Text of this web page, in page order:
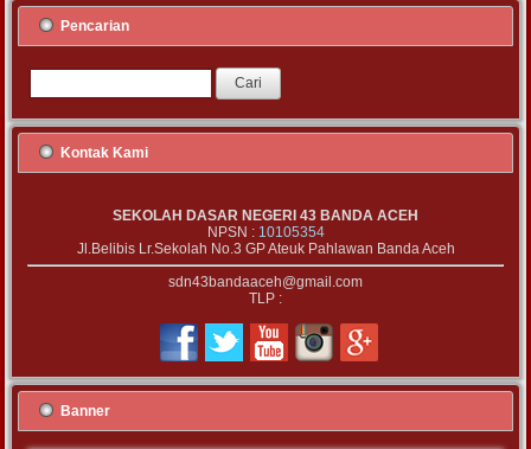
Pencarian
Kontak Kami
SEKOLAH DASAR NEGERI 43 BANDA ACEH
NPSN : 10105354
Jl.Belibis Lr.Sekolah No.3 GP Ateuk Pahlawan Banda Aceh
sdn43bandaaceh@gmail.com
TLP :
Banner